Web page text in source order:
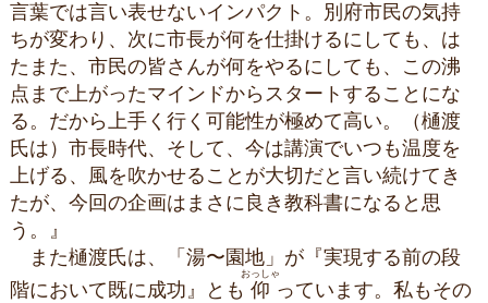
言葉では言い表せないインパクト。別府市民の気持
ちが変わり、次に市長が何を仕掛けるにしても、は
たまた、市民の皆さんが何をやるにしても、この沸
点まで上がったマインドからスタートすることにな
る。だから上手く行く可能性が極めて高い。（樋渡
氏は）市長時代、そして、今は講演でいつも温度を
上げる、風を吹かせることが大切だと言い続けてき
たが、今回の企画はまさに良き教科書になると思
う。』
また樋渡氏は、「湯〜園地」が『実現する前の段
階において既に成功』とも 仰
おっしゃ
っています。私もその